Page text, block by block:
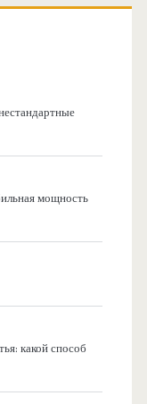
мощность
какой способ